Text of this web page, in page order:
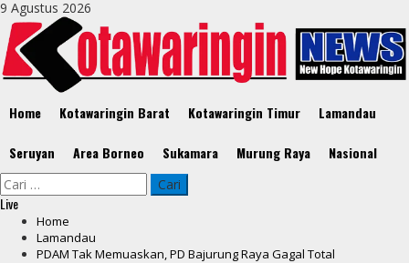
Skip
to
content
9 Agustus 2026
Menu
Home Kotawaringin Barat Kotawaringin Timur Lamandau
Seruyan Area Borneo Sukamara Murung Raya Nasional
Cari
untuk:
Live
Home
Lamandau
PDAM Tak Memuaskan, PD Bajurung Raya Gagal Total